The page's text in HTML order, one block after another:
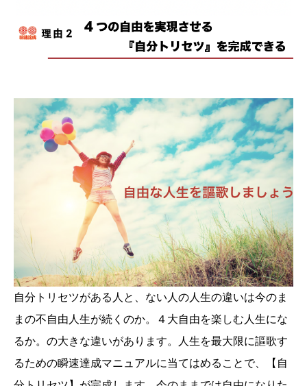
自分トリセツがある人と、ない人の人生の違いは今のま
まの不自由人生が続くのか。４大自由を楽しむ人生にな
るか。の大きな違いがあります。人生を最大限に謳歌す
るための瞬速達成マニュアルに当てはめることで、【自